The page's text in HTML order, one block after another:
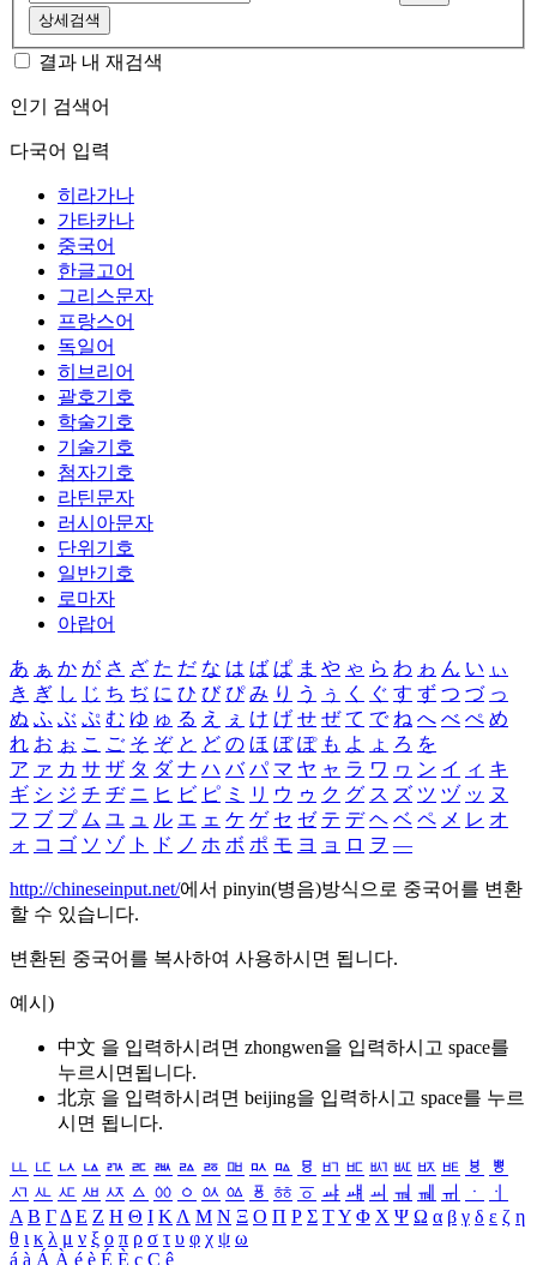
상세검색
결과 내 재검색
인기 검색어
다국어 입력
히라가나
가타카나
중국어
한글고어
그리스문자
프랑스어
독일어
히브리어
괄호기호
학술기호
기술기호
첨자기호
라틴문자
러시아문자
단위기호
일반기호
로마자
아랍어
あ ぁ か が さ ざ た だ な は ば ぱ ま や ゃ ら わ ゎ ん い ぃ
き ぎ し じ ち ぢ に ひ び ぴ み り う ぅ く ぐ す ず つ づ っ
ぬ ふ ぶ ぷ む ゆ ゅ る え ぇ け げ せ ぜ て で ね へ べ ぺ め
れ お ぉ こ ご そ ぞ と ど の ほ ぼ ぽ も よ ょ ろ を
ア ァ カ サ ザ タ ダ ナ ハ バ パ マ ヤ ャ ラ ワ ヮ ン イ ィ キ
ギ シ ジ チ ヂ ニ ヒ ビ ピ ミ リ ウ ゥ ク グ ス ズ ツ ヅ ッ ヌ
フ ブ プ ム ユ ュ ル エ ェ ケ ゲ セ ゼ テ デ ヘ ベ ペ メ レ オ
ォ コ ゴ ソ ゾ ト ド ノ ホ ボ ポ モ ヨ ョ ロ ヲ ―
http://chineseinput.net/에서 pinyin(병음)방식으로 중국어를 변환
할 수 있습니다.
변환된 중국어를 복사하여 사용하시면 됩니다.
예시)
中文 을 입력하시려면 zhongwen을 입력하시고 space를
누르시면됩니다.
北京 을 입력하시려면 beijing을 입력하시고 space를 누르
시면 됩니다.
ㅥ ㅦ ㅧ ㅨ ㅩ ㅪ ㅫ ㅬ ㅭ ㅮ ㅯ ㅰ ㅱ ㅲ ㅳ ㅴ ㅵ ㅶ ㅷ ㅸ
ㅹ
ㅺ ㅻ ㅼ ㅽ ㅾ ㅿ ㆀ ㆁ ㆂ ㆃ ㆄ ㆅ ㆆ ㆇ ㆈ ㆉ ㆊ ㆋ ㆌ ㆍ
ㆎ
Α Β ΓΔ Ε Ζ Η Θ Ι ΚΛ Μ Ν Ξ Ο Π Ρ Σ ΤΥ Φ Χ Ψ Ω α β γ δ ε ζ η
θ ι κ λ μ ν ξ ο π ρ σ τ υ φ χ ψ ω
á à Á À é è É È ç Ç ê